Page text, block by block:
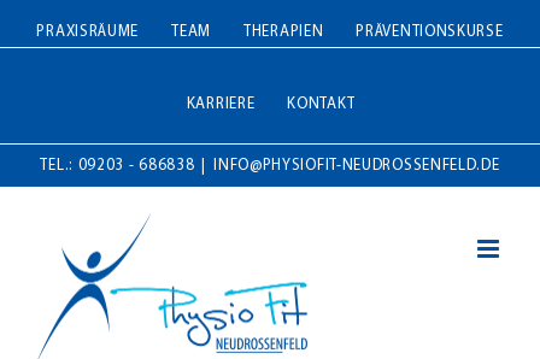
Inhalt
PRAXISRÄUME TEAM THERAPIEN PRÄVENTIONSKURSE
KARRIERE KONTAKT
TEL.: 09203 - 686838 INFO@PHYSIOFIT-NEUDROSSENFELD.DE
Neue Corona Maßnahmen betreffen